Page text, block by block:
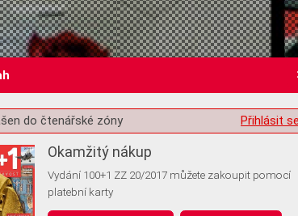
s ukládáním volitelných informací
Přihlásit
do čtenářské zóny
Okamžitý nákup
Vydání 100+1 ZZ 20/2017 můžete zakoupit pomocí
platební karty